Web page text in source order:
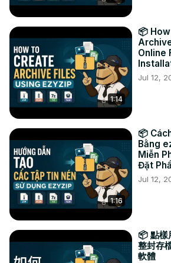
1:14
📦
Online
Jul 12,
1:16
📦
Bằng
Miễn
Đặt
Jul 12,
📦 點
整封存
軟體